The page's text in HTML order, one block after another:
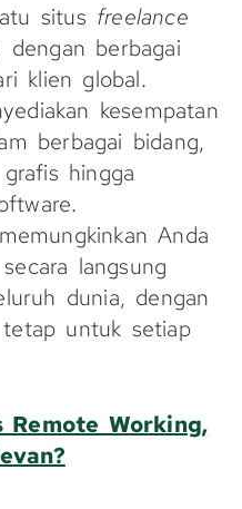
situs freelance
berbagai
klien global.
kesempatan
berbagai bidang,
hingga
Anda
langsung
dunia, dengan
untuk setiap
Working,